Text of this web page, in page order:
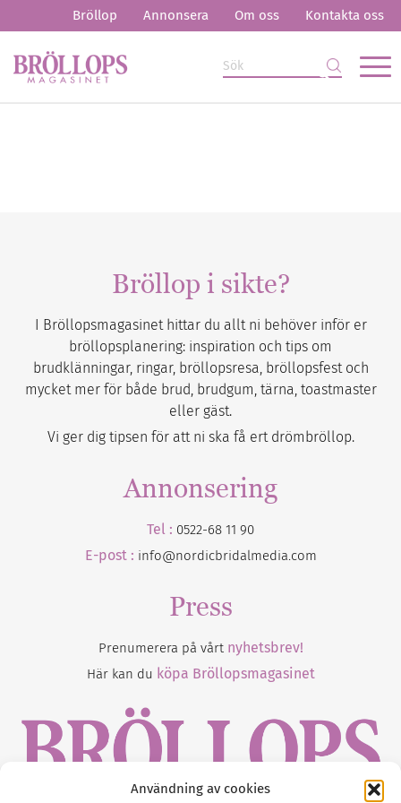
Användning av cookies
Bröllop Annonsera Om oss Kontakta oss
Bröllop i sikte?
I Bröllopsmagasinet hittar du allt ni behöver inför er
bröllopsplanering: inspiration och tips om
brudklänningar, ringar, bröllopsresa, bröllopsfest och
mycket mer för både brud, brudgum, tärna, toastmaster
eller gäst.
Vi ger dig tipsen för att ni ska få ert drömbröllop.
Annonsering
Tel : 0522-68 11 90
E-post : info@nordicbridalmedia.com
Press
Prenumerera på vårt nyhetsbrev!
Här kan du köpa Bröllopsmagasinet